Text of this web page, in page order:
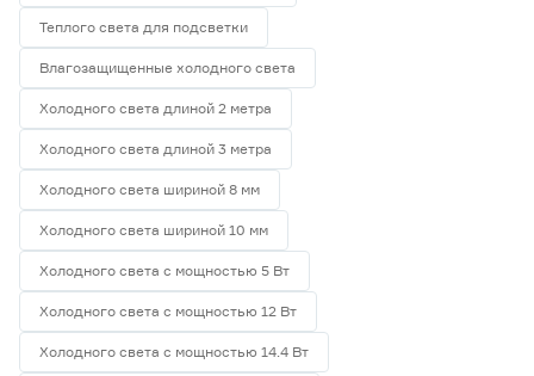
Теплого света для подсветки
Влагозащищенные холодного света
Холодного света длиной 2 метра
Холодного света длиной 3 метра
Холодного света шириной 8 мм
Холодного света шириной 10 мм
Холодного света с мощностью 5 Вт
Холодного света с мощностью 12 Вт
Холодного света с мощностью 14.4 Вт